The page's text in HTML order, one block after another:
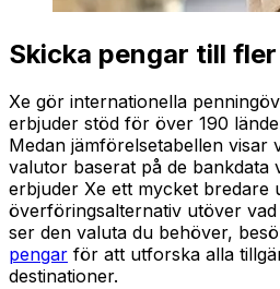
Skicka pengar till
Xe gör internationella
erbjuder stöd för över 190
Medan jämförelsetabellen
valutor baserat på de bankdata
erbjuder Xe ett mycket bredare
överföringsalternativ utöver vad
ser den valuta du behöver,
pengar för att utforska alla
destinationer.